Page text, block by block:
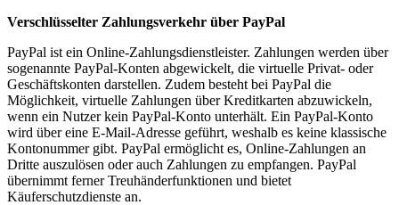
Verschlüsselter Zahlungsverkehr über PayPal
PayPal ist ein Online-Zahlungsdienstleister. Zahlungen werden über
sogenannte PayPal-Konten abgewickelt, die virtuelle Privat- oder
Geschäftskonten darstellen. Zudem besteht bei PayPal die
Möglichkeit, virtuelle Zahlungen über Kreditkarten abzuwickeln,
wenn ein Nutzer kein PayPal-Konto unterhält. Ein PayPal-Konto
wird über eine E-Mail-Adresse geführt, weshalb es keine klassische
Kontonummer gibt. PayPal ermöglicht es, Online-Zahlungen an
Dritte auszulösen oder auch Zahlungen zu empfangen. PayPal
übernimmt ferner Treuhänderfunktionen und bietet
Käuferschutzdienste an.